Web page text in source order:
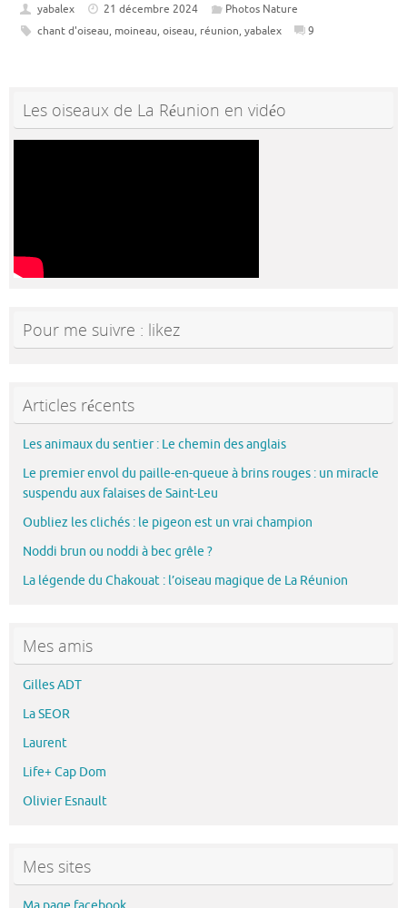
e
b
o
t
t
e
yabalex 21 décembre 2024
Photos Nature
chant d'oiseau, moineau, oiseau, réunion, yabalex 9
Les oiseaux de La Réunion en vidéo
Pour me suivre : likez
Articles récents
Les animaux du sentier : Le chemin des anglais
Le premier envol du paille-en-queue à brins rouges : un miracle
suspendu aux falaises de Saint-Leu
Oubliez les clichés : le pigeon est un vrai champion
Noddi brun ou noddi à bec grêle ?
La légende du Chakouat : l’oiseau magique de La Réunion
Mes amis
Gilles ADT
La SEOR
Laurent
Life+ Cap Dom
Olivier Esnault
Mes sites